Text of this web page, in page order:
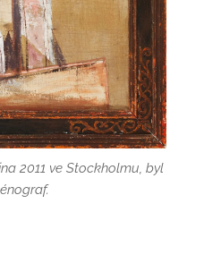
2011 ve Stockholmu, byl